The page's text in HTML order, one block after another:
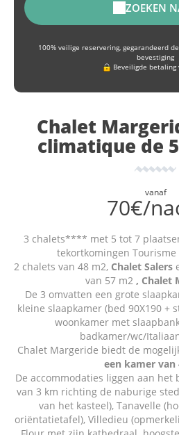
ZOEKEN
100% veilige reservering, gegarandeerd
bevestiging
Beveiligde betaling
Chalet
climatique de
vanaf
70€/
3 chalets**** met 5 tot 7
tekortkomingen Tourisme
2 chalets van 48 m2, Chalet Salers
van 57 m2 , Chalet
De 3 omvatten een grote
kleine slaapkamer (bed 90X190 +
woonkamer met
badkamer/wc/
Chalet Margeride biedt de
een kamer van
De accommodaties liggen aan het
van 3 km richting de naburige
van het kasteel), Tanavelle
oriëntatietafel), Villedieu